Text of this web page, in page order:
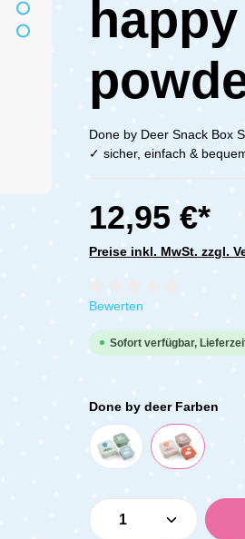
Done by Deer Snack Box
✓ sicher, einfach &
12,95 €*
Preise inkl. MwSt. zzgl.
Durchschnittliche
Bewerten
Sofort verfügbar,
Done by deer Farben
Produkt